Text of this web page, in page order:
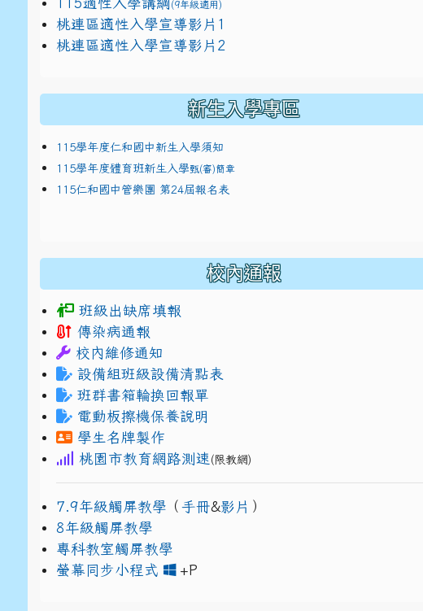
(9年級適用)
link to https://docs.google.com/presentation/d/
桃連區適性入學宣導影片1
link to https://docs.google.com/presentation/d/
桃連區適性入學宣導影片2
新生入學專區
115學年度仁和國中新生入學須知
115學年度體育班新生入學甄(審)簡章
115仁和國中管樂團 第24屆報名表
校內通報
班級出缺席填報
傳染病通報
校內維修通知
設備組班級設備清點表
班群書箱輪換回報單
電動板擦機保養說明
學生名牌製作
桃園市教育網路測速 (限教網)
7.9年級觸屏教學 （ 手冊&影片 ）
8年級觸屏教學
專科教室觸屏教學
螢幕同步小程式
+Plink to https://
link to https://drive.google.com/